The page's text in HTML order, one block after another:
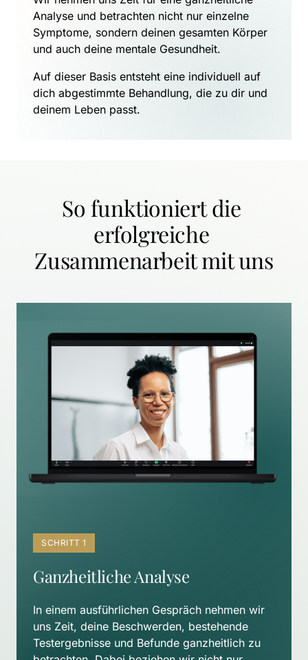
Analyse und betrachten nicht nur einzelne
Symptome, sondern deinen gesamten Körper
und auch deine mentale Gesundheit.
Auf dieser Basis entsteht eine individuell auf
dich abgestimmte Behandlung, die zu dir und
deinem Leben passt.
So funktioniert die
erfolgreiche
Zusammenarbeit mit uns
SCHRITT 1
Ganzheitliche Analyse
In einem ausführlichen Gespräch nehmen wir
uns Zeit, deine Beschwerden, bestehende
Testergebnisse und Befunde ganzheitlich zu